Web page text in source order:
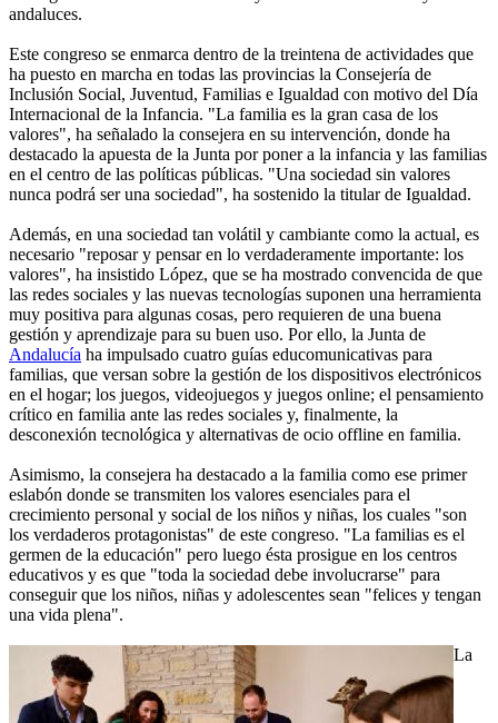
andaluces.
Este congreso se enmarca dentro de la treintena de actividades que
ha puesto en marcha en todas las provincias la Consejería de
Inclusión Social, Juventud, Familias e Igualdad con motivo del Día
Internacional de la Infancia. "La familia es la gran casa de los
valores", ha señalado la consejera en su intervención, donde ha
destacado la apuesta de la Junta por poner a la infancia y las familias
en el centro de las políticas públicas. "Una sociedad sin valores
nunca podrá ser una sociedad", ha sostenido la titular de Igualdad.
Además, en una sociedad tan volátil y cambiante como la actual, es
necesario "reposar y pensar en lo verdaderamente importante: los
valores", ha insistido López, que se ha mostrado convencida de que
las redes sociales y las nuevas tecnologías suponen una herramienta
muy positiva para algunas cosas, pero requieren de una buena
gestión y aprendizaje para su buen uso. Por ello, la Junta de
Andalucía ha impulsado cuatro guías educomunicativas para
familias, que versan sobre la gestión de los dispositivos electrónicos
en el hogar; los juegos, videojuegos y juegos online; el pensamiento
crítico en familia ante las redes sociales y, finalmente, la
desconexión tecnológica y alternativas de ocio offline en familia.
Asimismo, la consejera ha destacado a la familia como ese primer
eslabón donde se transmiten los valores esenciales para el
crecimiento personal y social de los niños y niñas, los cuales "son
los verdaderos protagonistas" de este congreso. "La familias es el
germen de la educación" pero luego ésta prosigue en los centros
educativos y es que "toda la sociedad debe involucrarse" para
conseguir que los niños, niñas y adolescentes sean "felices y tengan
una vida plena".
La